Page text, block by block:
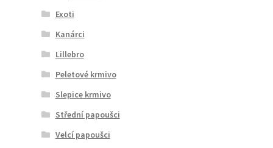
Exoti
Kanárci
Lillebro
Peletové krmivo
Slepice krmivo
Střední papoušci
Velcí papoušci